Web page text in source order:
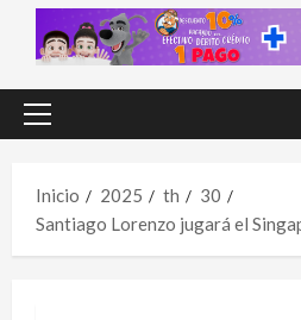
Menú
Inicio
2025 th
30
Santiago Lorenzo jugará el